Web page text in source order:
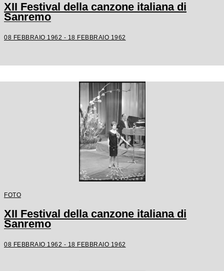
XII Festival della canzone italiana di
Sanremo
08 FEBBRAIO 1962 - 18 FEBBRAIO 1962
FOTO
XII Festival della canzone italiana di
Sanremo
08 FEBBRAIO 1962 - 18 FEBBRAIO 1962